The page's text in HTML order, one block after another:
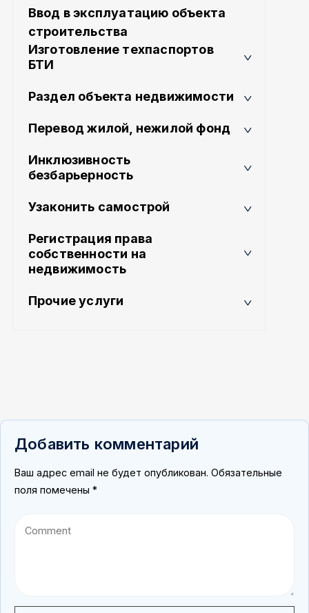
Ввод в эксплуатацию объекта
строительства
Изготовление техпаспортов
БТИ
Раздел объекта недвижимости
Перевод жилой, нежилой фонд
Инклюзивность
безбарьерность
Узаконить самострой
Регистрация права
собственности на
недвижимость
Прочие услуги
Добавить комментарий
Ваш адрес email не будет опубликован. Обязательные
поля помечены *